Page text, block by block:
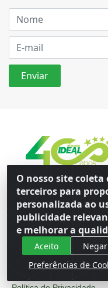
O nosso site coleta
terceiros para
personalizada ao
publicidade
e melhorar a
Aceito
Preferências de
Entre os melhores. Há
sendo Ideal.
INSTITUCIONAL
Quem Somos